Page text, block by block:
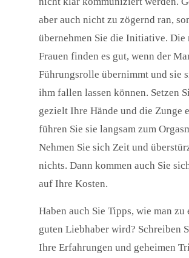
aber auch nicht zu zögernd ran,
übernehmen Sie die Initiative. Die
Frauen finden es gut, wenn der
Führungsrolle übernimmt und sie
ihm fallen lassen können. Setzen
gezielt Ihre Hände und die Zunge
führen Sie sie langsam zum
Nehmen Sie sich Zeit und
nichts. Dann kommen auch Sie
auf Ihre Kosten.
Haben auch Sie Tipps, wie man zu
guten Liebhaber wird? Schreiben
Ihre Erfahrungen und geheimen